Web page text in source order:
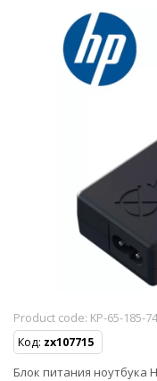
Product code: KP-65-185-
Код: zx107715
Блок питания ноутбука